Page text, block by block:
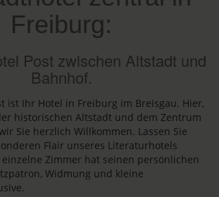
Freiburg:
Post zwischen Altstadt und
Bahnhof.
ist Ihr Hotel in Freiburg im Breisgau. Hier,
historischen Altstadt und dem Zentrum
Sie herzlich Willkommen. Lassen Sie
Flair unseres Literaturhotels
einzelne Zimmer hat seinen persönlichen
Widmung und kleine